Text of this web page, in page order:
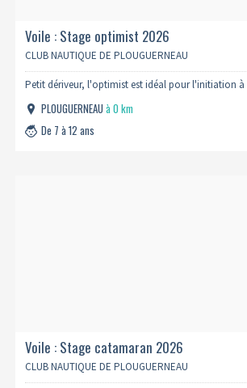
Voile : Stage optimist 2026
CLUB NAUTIQUE DE PLOUGUERNEAU
Petit dériveur, l'optimist est idéal pour l'initiation à
PLOUGUERNEAUà 0 km
De 7 à 12 ans
Voile : Stage catamaran 2026
CLUB NAUTIQUE DE PLOUGUERNEAU